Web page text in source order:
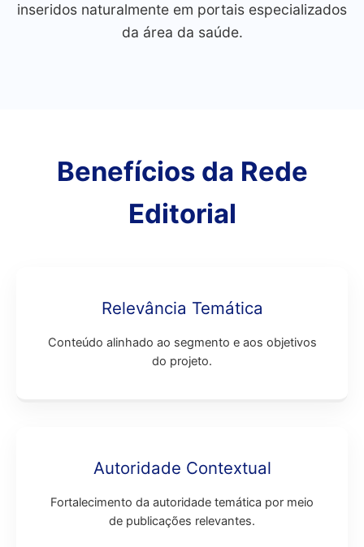
inseridos naturalmente em portais especializados
da área da saúde.
Benefícios da Rede
Editorial
Relevância Temática
Conteúdo alinhado ao segmento e aos objetivos
do projeto.
Autoridade Contextual
Fortalecimento da autoridade temática por meio
de publicações relevantes.